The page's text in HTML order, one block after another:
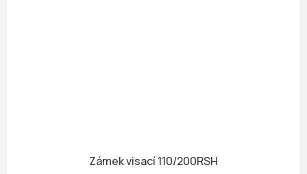
Zámek visací 110/200RSH